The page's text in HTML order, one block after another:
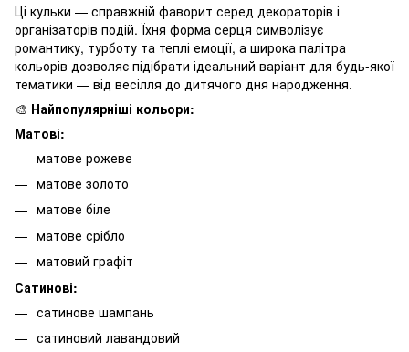
Ці кульки — справжній фаворит серед декораторів і
організаторів подій. Їхня форма серця символізує
романтику, турботу та теплі емоції, а широка палітра
кольорів дозволяє підібрати ідеальний варіант для будь-якої
тематики — від весілля до дитячого дня народження.
🎨 Найпопулярніші кольори:
Матові:
матове рожеве
матове золото
матове біле
матове срібло
матовий графіт
Сатинові:
сатинове шампань
сатиновий лавандовий